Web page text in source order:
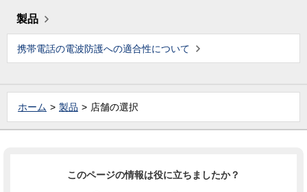
製品
携帯電話の電波防護への適合性について
ホーム 製品 店舗の選択
このページの情報は役に立ちましたか？